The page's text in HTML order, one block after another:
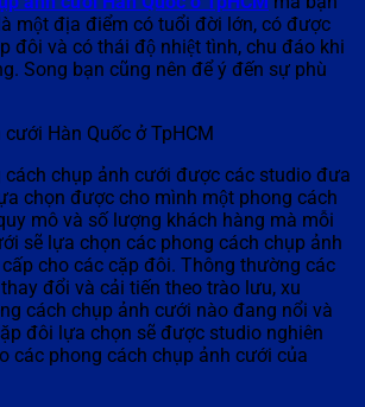
một địa điểm có tuổi đời lớn, có được
đôi và có thái độ nhiệt tình, chu đáo khi
Song bạn cũng nên để ý đến sự phù
Hàn Quốc ở TpHCM
cách chụp ảnh cưới được các studio đưa
chọn được cho mình một phong cách
mô và số lượng khách hàng mà mỗi
sẽ lựa chọn các phong cách chụp ảnh
cho các cặp đôi. Thông thường các
đổi và cải tiến theo trào lưu, xu
cách chụp ảnh cưới nào đang nổi và
đôi lựa chọn sẽ được studio nghiên
các phong cách chụp ảnh cưới của